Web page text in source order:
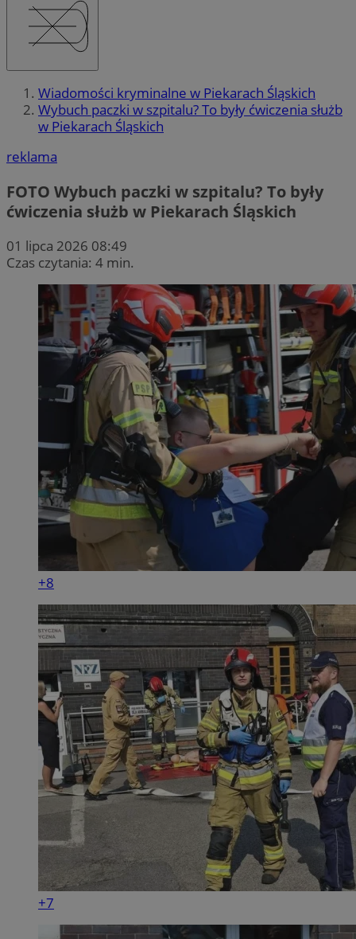
Wiadomości kryminalne w Piekarach Śląskich
Wybuch paczki w szpitalu? To były ćwiczenia służb
w Piekarach Śląskich
reklama
FOTO Wybuch paczki w szpitalu? To były
ćwiczenia służb w Piekarach Śląskich
01 lipca 2026 08:49
Czas czytania: 4 min.
+8
+7